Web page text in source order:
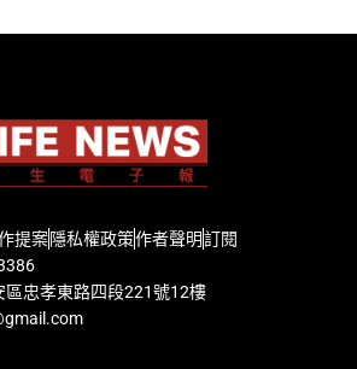
提案隱私權政策作者聲明訂閱
區忠孝東路四段221號12樓